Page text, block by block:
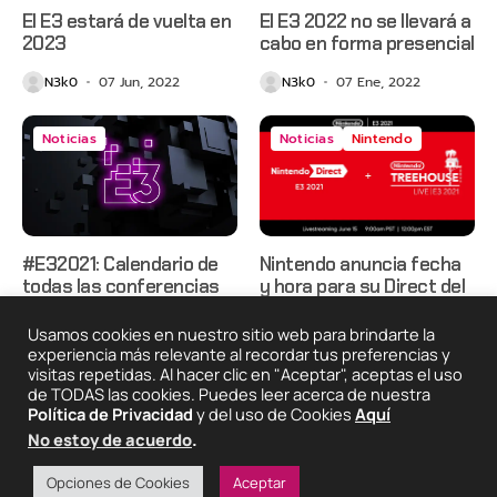
El E3 estará de vuelta en
2023
N3k0 07 Jun, 2022
El E3 2022 no se llevará a
cabo en forma presencial
N3k0 07 Ene, 2022
Noticias
#E32021: Calendario de
todas las conferencias
07 Jun, 2021
Noticias Nintendo
Nintendo anuncia fecha
y hora para su Direct del
N3k0 02 Jun, 2021
2025 © Degeneraciónx.com | Anime, Games & Nothing
Quiénes
Somos
Condiciones De
Uso
Políticas De
Usamos cookies en nuestro sitio web para brindarte la
experiencia más relevante al recordar tus preferencias y
visitas repetidas. Al hacer clic en "Aceptar", aceptas el uso
de TODAS las cookies. Puedes leer acerca de nuestra
Política de Privacidad y del uso de Cookies Aquí
No estoy de acuerdo.
Opciones de Cookies Aceptar